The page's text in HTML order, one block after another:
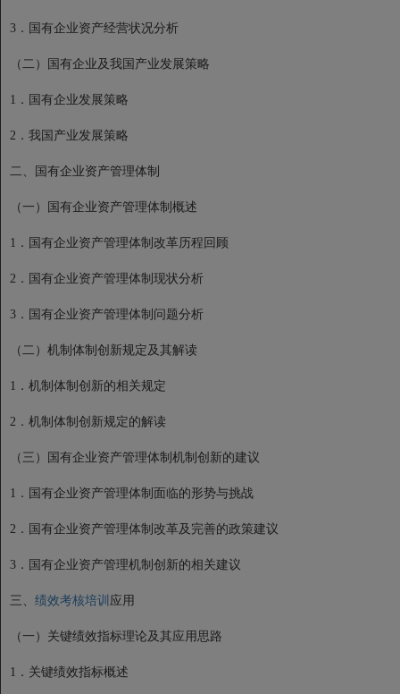
3．国有企业资产经营状况分析
（二）国有企业及我国产业发展策略
1．国有企业发展策略
2．我国产业发展策略
二、国有企业资产管理体制
（一）国有企业资产管理体制概述
1．国有企业资产管理体制改革历程回顾
2．国有企业资产管理体制现状分析
3．国有企业资产管理体制问题分析
（二）机制体制创新规定及其解读
1．机制体制创新的相关规定
2．机制体制创新规定的解读
（三）国有企业资产管理体制机制创新的建议
1．国有企业资产管理体制面临的形势与挑战
2．国有企业资产管理体制改革及完善的政策建议
3．国有企业资产管理机制创新的相关建议
三、 绩效考核培训 应用
（一）关键绩效指标理论及其应用思路
1．关键绩效指标概述